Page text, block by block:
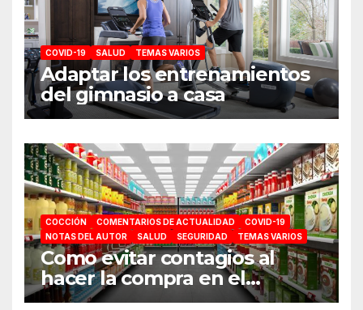
COVID-19 SALUD TEMAS VARIOS
Adaptar los entrenamientos
del gimnasio a casa
COCCIÓN COMENTARIOS DE ACTUALIDAD
COVID-19
NOTAS DEL AUTOR
SALUD SEGURIDAD TEMAS VARIOS
Como evitar contagios al
hacer la compra en el
supermercado